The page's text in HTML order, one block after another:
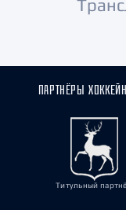
ПАРТНЁРЫ
Титульный